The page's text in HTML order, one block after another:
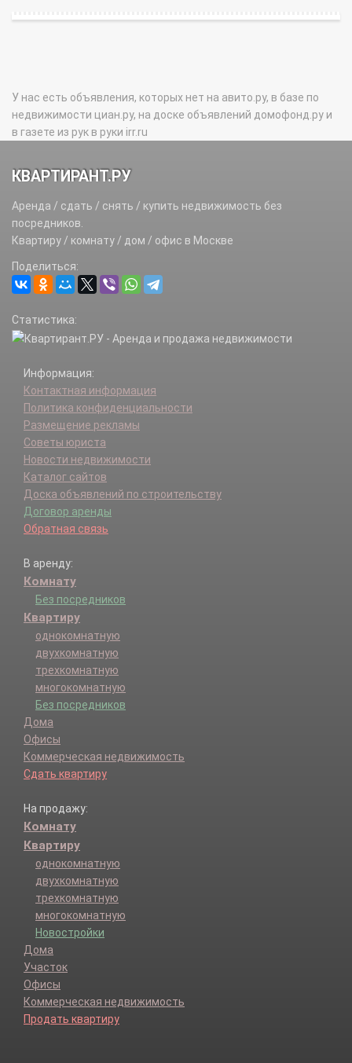
У нас есть объявления, которых нет на авито.ру, в базе по
недвижимости циан.ру, на доске объявлений домофонд.ру и
в газете из рук в руки irr.ru
КВАРТИРАНТ.РУ
Аренда / сдать / снять / купить недвижимость без
посредников.
Квартиру / комнату / дом / офис в Москве
Поделиться:
Статистика:
Информация:
Контактная информация
Политика конфиденциальности
Размещение рекламы
Советы юриста
Новости недвижимости
Каталог сайтов
Доска объявлений по строительству
Договор аренды
Обратная связь
В аренду:
Комнату
Без посредников
Квартиру
однокомнатную
двухкомнатную
трехкомнатную
многокомнатную
Без посредников
Дома
Офисы
Коммерческая недвижимость
Сдать квартиру
На продажу:
Комнату
Квартиру
однокомнатную
двухкомнатную
трехкомнатную
многокомнатную
Новостройки
Дома
Участок
Офисы
Коммерческая недвижимость
Продать квартиру